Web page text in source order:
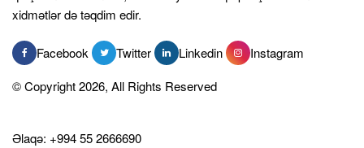
xidmətlər də təqdim edir.
Facebook Twitter Linkedin
Instagram
© Copyright 2026, All Rights Reserved
Əlaqə: +994 55 2666690